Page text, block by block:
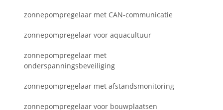
zonnepompregelaar met CAN-communicatie
zonnepompregelaar voor aquacultuur
zonnepompregelaar met
onderspanningsbeveiliging
zonnepompregelaar met afstandsmonitoring
zonnepompregelaar voor bouwplaatsen